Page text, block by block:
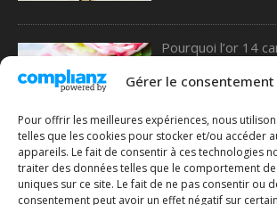
Gérer le consentement
Pour offrir les meilleures expériences, nous
telles que les cookies pour stocker et/ou accéder
appareils. Le fait de consentir à ces technologies
traiter des données telles que le comportement
uniques sur ce site. Le fait de ne pas consentir ou
consentement peut avoir un effet négatif sur
Pourquoi l’or 14
comme le
alliances, selon
Diamonds
Comment choisir
le guide complet